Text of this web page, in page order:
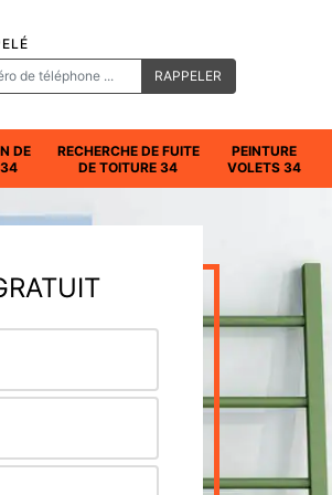
DE
RECHERCHE DE FUITE
DE TOITURE 34
PEINTURE
VOLETS 34